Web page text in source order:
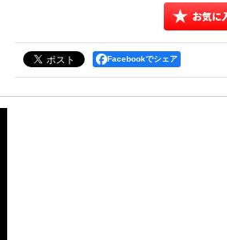
Facebookでシェア